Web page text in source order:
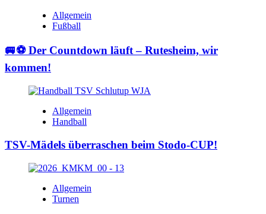
Allgemein
Fußball
🚐⚽ Der Countdown läuft – Rutesheim, wir
kommen!
Allgemein
Handball
TSV-Mädels überraschen beim Stodo-CUP!
Allgemein
Turnen